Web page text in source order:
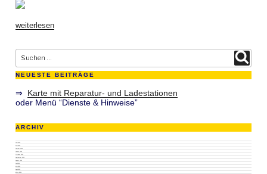
„Danke
vom
weiterlesen
Suche nach:
NEUESTE BEITRÄGE
⇒ Karte mit Reparatur- und Ladestationen
oder Menü “Dienste & Hinweise”
ARCHIV